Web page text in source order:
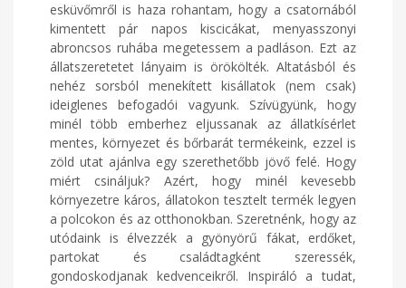
esküvőmről is haza rohantam, hogy a csatornából
kimentett pár napos kiscicákat, menyasszonyi
abroncsos ruhába megetessem a padláson. Ezt az
állatszeretetet lányaim is örökölték. Altatásból és
nehéz sorsból menekített kisállatok (nem csak)
ideiglenes befogadói vagyunk. Szívügyünk, hogy
minél több emberhez eljussanak az állatkísérlet
mentes, környezet és bőrbarát termékeink, ezzel is
zöld utat ajánlva egy szerethetőbb jövő felé. Hogy
miért csináljuk? Azért, hogy minél kevesebb
környezetre káros, állatokon tesztelt termék legyen
a polcokon és az otthonokban. Szeretnénk, hogy az
utódaink is élvezzék a gyönyörű fákat, erdőket,
partokat és családtagként szeressék,
gondoskodjanak kedvenceikről. Inspiráló a tudat,